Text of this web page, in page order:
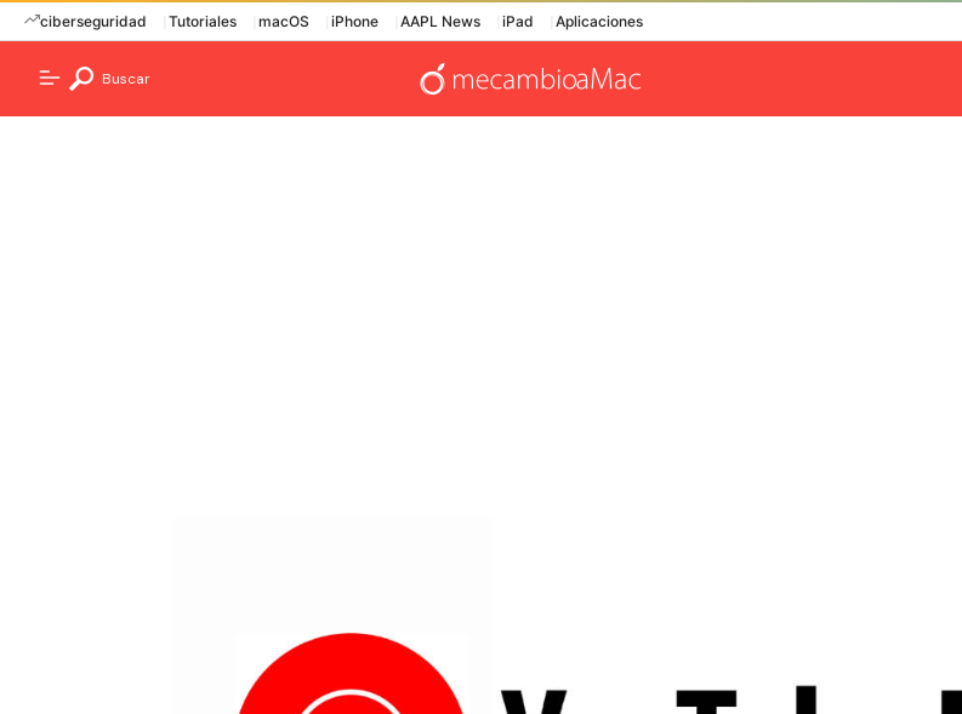
ciberseguridad Tutoriales macOS iPhone AAPL News iPad Aplicaciones
Buscar